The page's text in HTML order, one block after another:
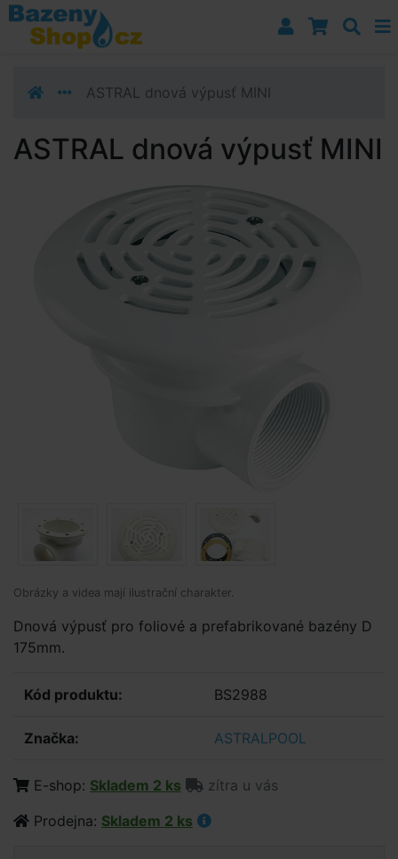
Přejít k navigaci
Přejít na obsah
Přejít k postrannímu sloupci
ASTRAL dnová výpusť MINI
ASTRAL dnová výpusť MINI
Obrázky a videa mají ilustrační charakter.
Dnová výpusť pro foliové a prefabrikované bazény D
175mm.
Kód produktu: BS2988
Značka: ASTRALPOOL
E-shop: Skladem 2 ks
zítra u vás
Prodejna: Skladem 2 ks